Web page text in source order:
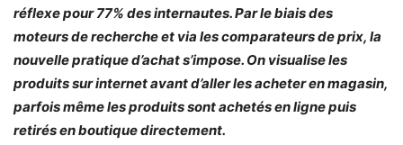
réflexe pour 77% des internautes. Par le biais des
moteurs de recherche et via les comparateurs de prix, la
nouvelle pratique d’achat s’impose. On visualise les
produits sur internet avant d’aller les acheter en magasin,
parfois même les produits sont achetés en ligne puis
retirés en boutique directement.